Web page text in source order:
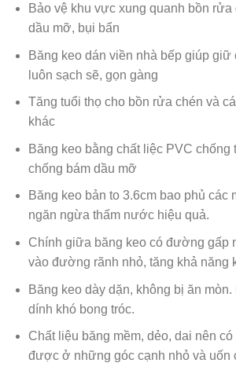
Bảo vệ khu vực xung quanh bồn
dầu mỡ, bụi bẩn
Băng keo dán viền nhà bếp giúp giữ
luôn sạch sẽ, gọn gàng
Tăng tuổi thọ cho bồn rửa chén và
khác
Băng keo bằng chất liệc PVC chống
chống bám dầu mỡ
Băng keo bản to 3.6cm bao phủ các
ngăn ngừa thấm nước hiệu quả.
Chính giữa băng keo có đường gấp
vào đường rãnh nhỏ, tăng khả năng
Băng keo dày dặn, không bị ăn
dính khó bong tróc.
Chất liệu băng mềm, dẻo, dai nên
được ở những góc cạnh nhỏ và uốn